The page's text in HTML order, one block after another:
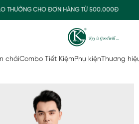
CHO ĐƠN HÀNG TỪ 500.000Đ
chảiCombo Tiết KiệmPhụ kiện Thương